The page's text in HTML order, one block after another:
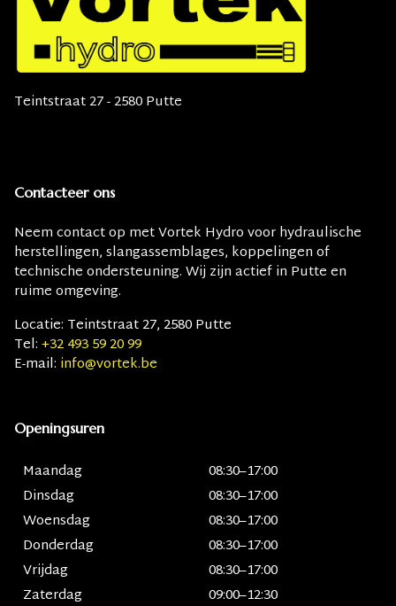
Teintstraat 27 - 2580 Putte
Contacteer ons
Neem contact op metVortek Hydrovoor hydraulische
herstellingen, slangassemblages, koppelingen of
technische ondersteuning. Wij zijn actief in Putte en
ruime omgeving.
Locatie: Teintstraat 27, 2580 Putte
Tel:+32 493 59 20 99
E-mail: info@vortek.be
Openingsuren
Maandag
08:30–17:00
Dinsdag
08:30–17:00
Woensdag
08:30–17:00
Donderdag
08:30–17:00
Vrijdag
08:30–17:00
Zaterdag
09:00–12:30